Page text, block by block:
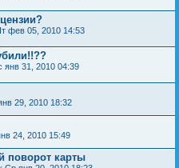
фев 05, 2010 14:53
янв 31, 2010 04:39
29, 2010 18:32
24, 2010 15:49
поворот карты